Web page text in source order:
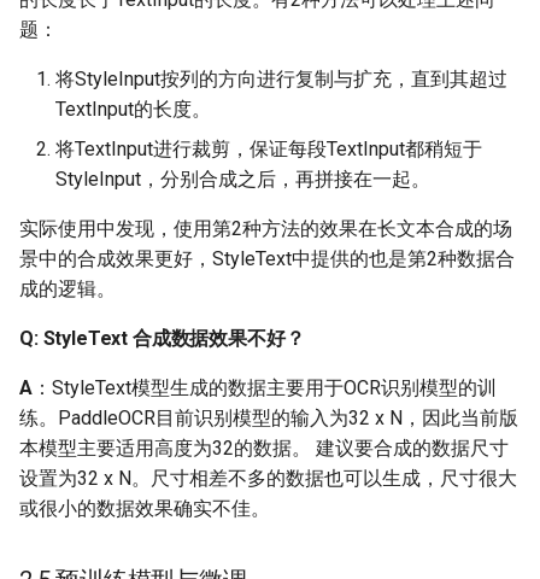
paddle_fluid.dll和
opencv_world346.dll
Q: win下C++部署中文识别
Q: windows 3060显卡GPU
模式启动 加载模型慢
Q：想在Mac上部署，从哪
务化部署呢？
Q: 使用hub_serving部署，
延时较高，可能的原因是
什么呀？
Q: 在使用PaddleLite进行
题：
将StyleInput按列的方向进行复制与扩充，直到其超过
TextInput的长度。
将TextInput进行裁剪，保证每段TextInput都稍短于
StyleInput，分别合成之后，再拼接在一起。
实际使用中发现，使用第2种方法的效果在长文本合成的场
景中的合成效果更好，StyleText中提供的也是第2种数据合
成的逻辑。
Q: StyleText 合成数据效果不好？
A ：StyleText模型生成的数据主要用于OCR识别模型的训
练。PaddleOCR目前识别模型的输入为32 x N，因此当前版
本模型主要适用高度为32的数据。 建议要合成的数据尺寸
设置为32 x N。尺寸相差不多的数据也可以生成，尺寸很大
或很小的数据效果确实不佳。